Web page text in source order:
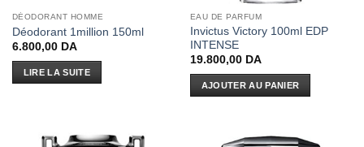
DÉODORANT HOMME
Déodorant 1million 150ml
6.800,00 DA
LIRE LA SUITE
EAU DE PARFUM
Invictus Victory 100ml EDP
INTENSE
19.800,00 DA
AJOUTER AU PANIER